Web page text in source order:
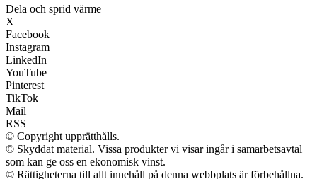
Dela och sprid värme
X
Facebook
Instagram
LinkedIn
YouTube
Pinterest
TikTok
Mail
RSS
© Copyright upprätthålls.
© Skyddat material. Vissa produkter vi visar ingår i samarbetsavtal
som kan ge oss en ekonomisk vinst.
© Rättigheterna till allt innehåll på denna webbplats är förbehållna.